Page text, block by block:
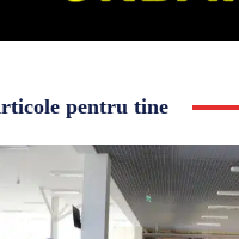
pentru tine